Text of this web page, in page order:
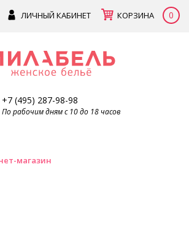
ЛИЧНЫЙ КАБИНЕТ КОРЗИНА 0
+7 (495) 287-98-98
По рабочим дням с 10 до 18 часов
магазин